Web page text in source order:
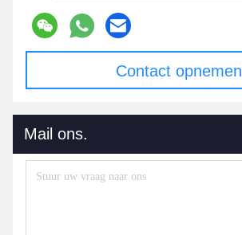
Contact opnemen
Mail ons.